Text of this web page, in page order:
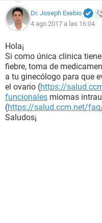
Dr. Joseph Exebio
4 ago 2017 a las 16:04
Hola¡
Si como única clinica
fiebre, toma de
a tu ginecólogo para que
el ovario (https://
funcionales miomas
(https://salud.ccm.net/
Saludos¡